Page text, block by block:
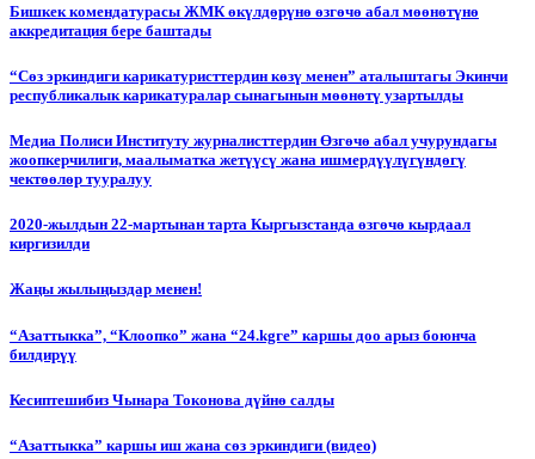
Бишкек комендатурасы ЖМК өкүлдөрүнө өзгөчө абал мөөнөтүнө
аккредитация бере баштады
“Сөз эркиндиги карикатуристтердин көзү менен” аталыштагы Экинчи
республикалык карикатуралар сынагынын мөөнөтү узартылды
Медиа Полиси Институту журналисттердин Өзгөчө абал учурундагы
жоопкерчилиги, маалыматка жетүүсү жана ишмердүүлүгүндөгү
чектөөлөр тууралуу
2020-жылдын 22-мартынан тарта Кыргызстанда өзгөчө кырдаал
киргизилди
Жаңы жылыңыздар менен!
“Азаттыкка”, “Клоопко” жана “24.kgге” каршы доо арыз боюнча
билдирүү
Кесиптешибиз Чынара Токонова дүйнө салды
“Азаттыкка” каршы иш жана сөз эркиндиги (видео)